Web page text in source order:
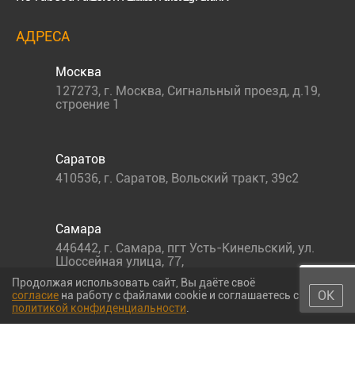
АДРЕСА
Москва
127273, г. Москва, Сигнальный проезд, д.19,
строение 1
Саратов
410536, г. Саратов, Вольский тракт, 39с2
Самара
446442, г. Самара, пгт Усть-Кинельский, ул.
Шоссейная улица, 77,
Продолжая использовать сайт, Вы даёте своё
согласие на работу с файлами cookie и соглашаетесь с
политикой конфиденциальности
ОК